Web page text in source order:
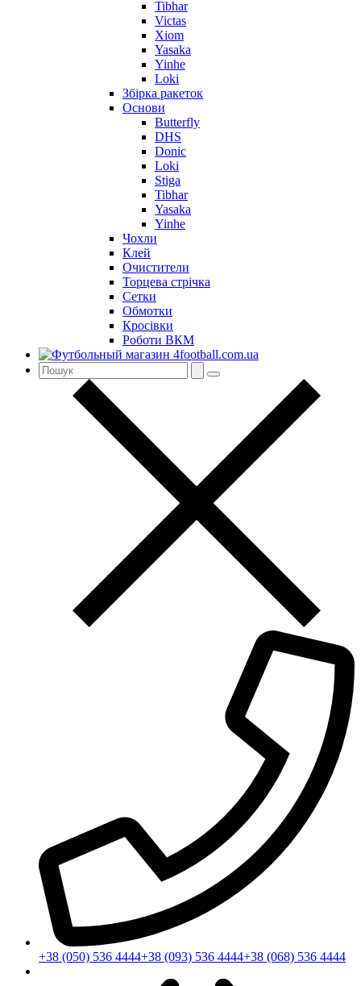
Tibhar
Victas
Xiom
Yasaka
Yinhe
Loki
Збірка ракеток
Основи
Butterfly
DHS
Donic
Loki
Stiga
Tibhar
Yasaka
Yinhe
Чохли
Клей
Очистители
Торцева стрічка
Сетки
Обмотки
Кросівки
Роботи ВКМ
+38 (050) 536 4444+38 (093) 536 4444+38 (068) 536 4444